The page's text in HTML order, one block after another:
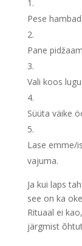
Pese hambad.
Pane
Vali koos lugu.
Süüta väike
Lase emme/
vajuma.
Ja kui laps
see on ka
Rituaal ei
järgmist